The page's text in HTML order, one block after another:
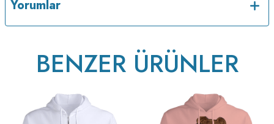
Yorumlar
BENZER ÜRÜNLER